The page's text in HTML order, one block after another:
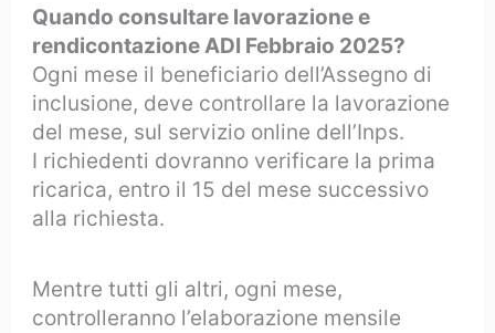
Quando consultare lavorazione e
rendicontazione ADI Febbraio 2025?
Ogni mese il beneficiario dell’Assegno di
inclusione, deve controllare la lavorazione
del mese, sul servizio online dell’Inps.
I richiedenti dovranno verificare la prima
ricarica, entro il 15 del mese successivo
alla richiesta.
Mentre tutti gli altri, ogni mese,
controlleranno l’elaborazione mensile